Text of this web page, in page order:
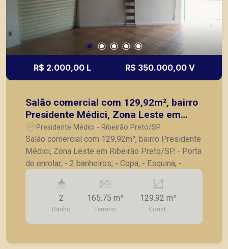
R$ 2.000,00 L R$ 350.000,00 V
Salão comercial com 129,92m², bairro
Presidente Médici, Zona Leste em
Ribeirão Preto/SP.
Presidente Médici - Ribeirão Preto/SP
Salão comercial com 129,92m², bairro Presidente
Médici, Zona Leste em Ribeirão Preto/SP. - Porta
de enrolar; - 2 banheiros; - Copa; - Esquina; -
Excelente para comércios, escritórios ou área
alimentícia. A Piramid tem como objetivo atender
seus clientes com agilidade e segurança, em
locação, vendas de imóveis prontos, usados ou
mesmo nos principais lançamentos da cidade de
2
Banho
165.75 m²
Terreno
129.92 m²
Const.